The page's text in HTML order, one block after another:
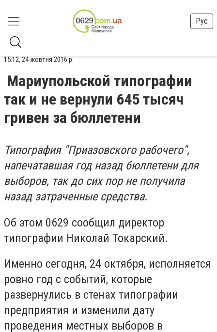
Рус
15:12, 24 жовтня 2016 р.
Мариупольской типографии
так и не вернули 645 тысяч
гривен за бюллетени
Типография "Приазовского рабочего",
напечатавшая год назад бюллетени для
выборов, так до сих пор не получила
назад затраченные средства.
Об этом 0629 сообщил директор
типографии Николай Токарский.
Именно сегодня, 24 октября, исполняется
ровно год с событий, которые
развернулись в стенах типографии
предприятия и изменили дату
проведения местных выборов в